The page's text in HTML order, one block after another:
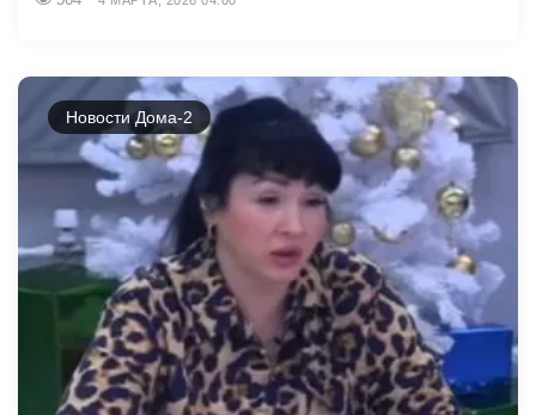
Новости Дома-2